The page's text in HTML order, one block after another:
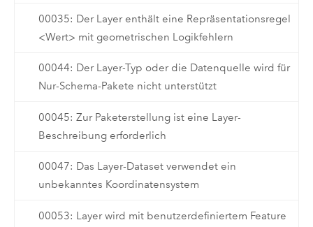
00035: Der Layer enthält eine Repräsentationsregel
<Wert> mit geometrischen Logikfehlern
00044: Der Layer-Typ oder die Datenquelle wird für
Nur-Schema-Pakete nicht unterstützt
00045: Zur Paketerstellung ist eine Layer-
Beschreibung erforderlich
00047: Das Layer-Dataset verwendet ein
unbekanntes Koordinatensystem
00053: Layer wird mit benutzerdefiniertem Feature